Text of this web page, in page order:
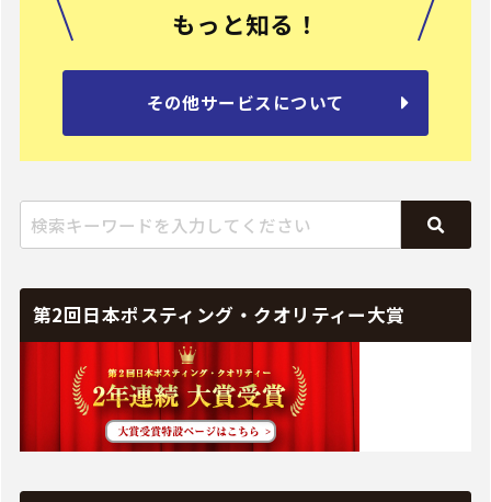
もっと知る！
その他サービスについて
第2回日本ポスティング・クオリティー大賞